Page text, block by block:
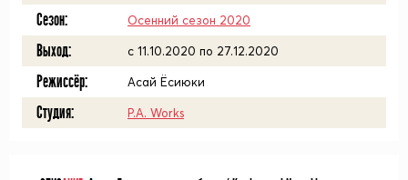
Сезон: Осенний сезон 2020
Выход: c 11.10.2020 по 27.12.2020
Режиссёр: Асай Ёсиюки
Студия: P.A. Works